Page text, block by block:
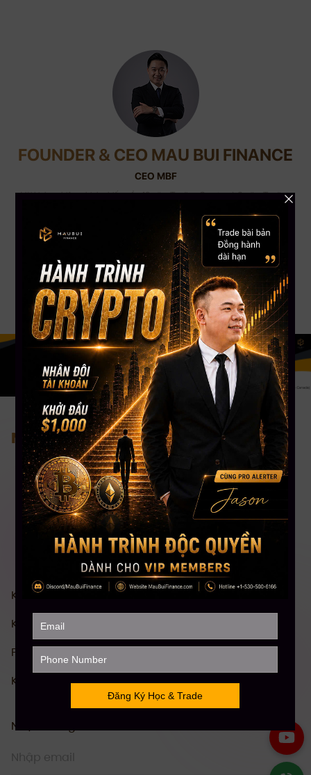
FOUNDER & CEO MAU BUI FINANCE
CEO MBF
Với kinh nghiệm chinh chiến gần 12 năm Trading Crypto và 8 năm Trading
Stock USA. CEO Mau Bui sở hữu số lượng học viên trên toàn cầu lên đến
gần 5000+, kênh Youtube đạt Nút Bạc với hơn 108,000 Subscribers. CEO
Mau Bui sẽ là người coaching hướng dẫn, chia sẻ kinh nghiệm & đồng hành
phù hợp nhất cho bạn.
Nơi tiếp cận đầu tư bài bản nhất
Khóa Học Chứng khoán Mỹ Toàn diện
Khóa Học Đầu tư Crypto Toàn diện
Phân Tích Kỹ Thuật (TA)
Khóa Học Stock Future Trading
Nhận thông tin